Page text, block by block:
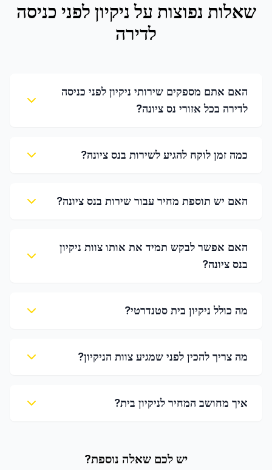
שאלות נפוצות על ניקיון לפני כניסה
לדירה
האם אתם מספקים שירותי ניקיון לפני כניסה
לדירה בכל אזורי נס ציונה?
כמה זמן לוקח להגיע לשירות בנס ציונה?
האם יש תוספת מחיר עבור שירות בנס ציונה?
האם אפשר לבקש תמיד את אותו צוות ניקיון
בנס ציונה?
מה כולל ניקיון בית סטנדרטי?
מה צריך להכין לפני שמגיע צוות הניקיון?
איך מחושב המחיר לניקיון בית?
יש לכם שאלה נוספת?